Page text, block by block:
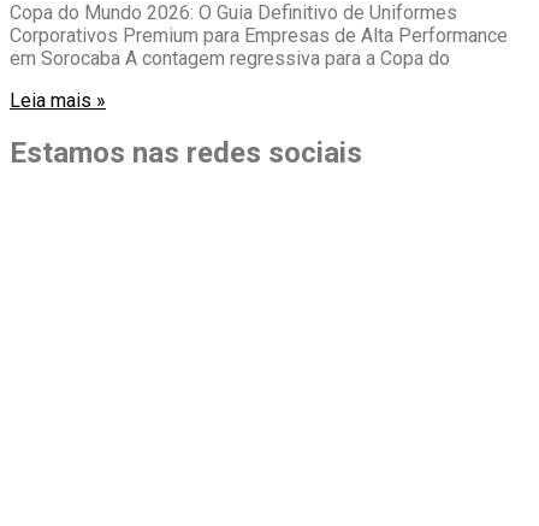
Copa do Mundo 2026: O Guia Definitivo de Uniformes
Corporativos Premium para Empresas de Alta Performance
em Sorocaba A contagem regressiva para a Copa do
Leia mais »
Estamos nas redes sociais